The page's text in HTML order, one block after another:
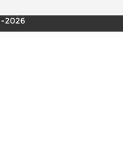
2026